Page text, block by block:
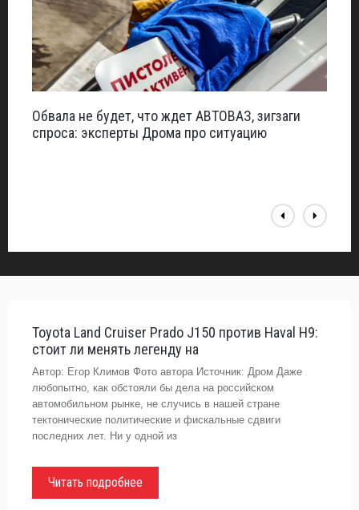
Обвала не будет, что ждет АВТОВАЗ, зигзаги
спроса: эксперты Дрома про ситуацию
Toyota Land Cruiser Prado J150 против Haval H9:
стоит ли менять легенду на
Автор: Егор Климов Фото автора Источник: Дром Даже
любопытно, как обстояли бы дела на российском
автомобильном рынке, не случись в нашей стране
тектонические политические и фискальные сдвиги
последних лет. Ни у одной из
Читать подробнее